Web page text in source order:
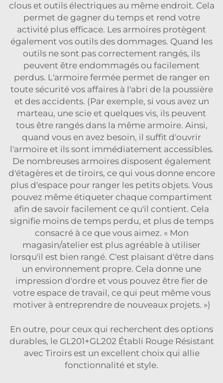
clous et outils électriques au même endroit. Cela
permet de gagner du temps et rend votre
activité plus efficace. Les armoires protègent
également vos outils des dommages. Quand les
outils ne sont pas correctement rangés, ils
peuvent être endommagés ou facilement
perdus. L'armoire fermée permet de ranger en
toute sécurité vos affaires à l'abri de la poussière
et des accidents. (Par exemple, si vous avez un
marteau, une scie et quelques vis, ils peuvent
tous être rangés dans la même armoire. Ainsi,
quand vous en avez besoin, il suffit d'ouvrir
l'armoire et ils sont immédiatement accessibles.
De nombreuses armoires disposent également
d'étagères et de tiroirs, ce qui vous donne encore
plus d'espace pour ranger les petits objets. Vous
pouvez même étiqueter chaque compartiment
afin de savoir facilement ce qu'il contient. Cela
signifie moins de temps perdu, et plus de temps
consacré à ce que vous aimez. « Mon
magasin/atelier est plus agréable à utiliser
lorsqu'il est bien rangé. C'est plaisant d'être dans
un environnement propre. Cela donne une
impression d'ordre et vous pouvez être fier de
votre espace de travail, ce qui peut même vous
motiver à entreprendre de nouveaux projets. »)
En outre, pour ceux qui recherchent des options
durables, le GL201+GL202 Établi Rouge Résistant
avec Tiroirs est un excellent choix qui allie
fonctionnalité et style.